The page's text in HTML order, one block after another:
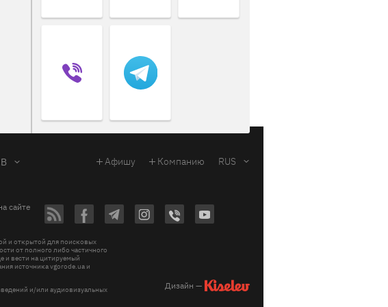
Афишу Компанию RUS
сайте
и открытой для поисковых
от полного либо частичного
и вести на цитируемый
источника vgorode.ua и
и/или аудиовизуальных
Дизайн —